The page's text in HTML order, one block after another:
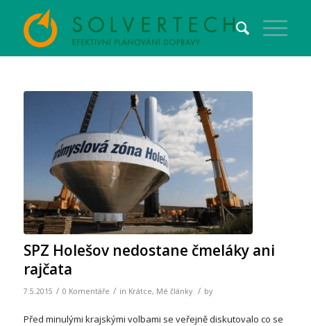
SPZ Holešov nedostane čmeláky ani
rajčata
7.5.2015 / 0 Komentáře / in Krátce, Mé články / by
Před minulými krajskými volbami se veřejně diskutovalo co se